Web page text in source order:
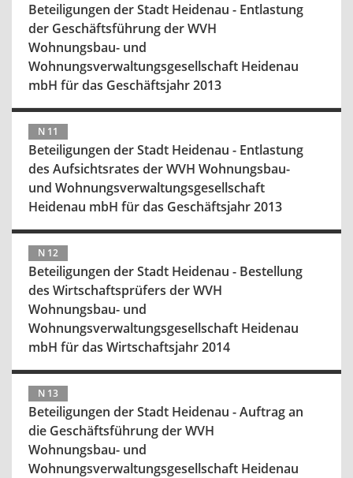
Beteiligungen der Stadt Heidenau - Entlastung
der Geschäftsführung der WVH
Wohnungsbau- und
Wohnungsverwaltungsgesellschaft Heidenau
mbH für das Geschäftsjahr 2013
N 11
Beteiligungen der Stadt Heidenau - Entlastung
des Aufsichtsrates der WVH Wohnungsbau-
und Wohnungsverwaltungsgesellschaft
Heidenau mbH für das Geschäftsjahr 2013
N 12
Beteiligungen der Stadt Heidenau - Bestellung
des Wirtschaftsprüfers der WVH
Wohnungsbau- und
Wohnungsverwaltungsgesellschaft Heidenau
mbH für das Wirtschaftsjahr 2014
N 13
Beteiligungen der Stadt Heidenau - Auftrag an
die Geschäftsführung der WVH
Wohnungsbau- und
Wohnungsverwaltungsgesellschaft Heidenau